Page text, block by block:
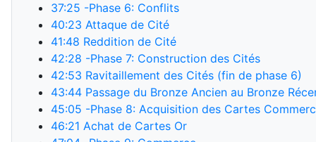
37:25 -Phase 6: Conflits
40:23 Attaque de Cité
41:48 Reddition de Cité
42:28 -Phase 7: Construction des Cités
42:53 Ravitaillement des Cités (fin de phase 6)
43:44 Passage du Bronze Ancien au Bronze
45:05 -Phase 8: Acquisition des Cartes
46:21 Achat de Cartes Or